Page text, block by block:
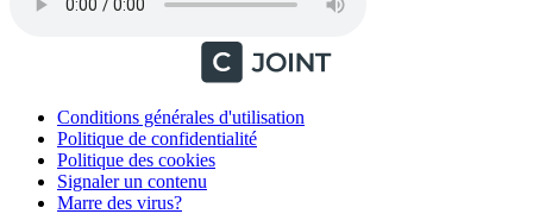
Conditions générales d'utilisation
Politique de confidentialité
Politique des cookies
Signaler un contenu
Marre des virus?